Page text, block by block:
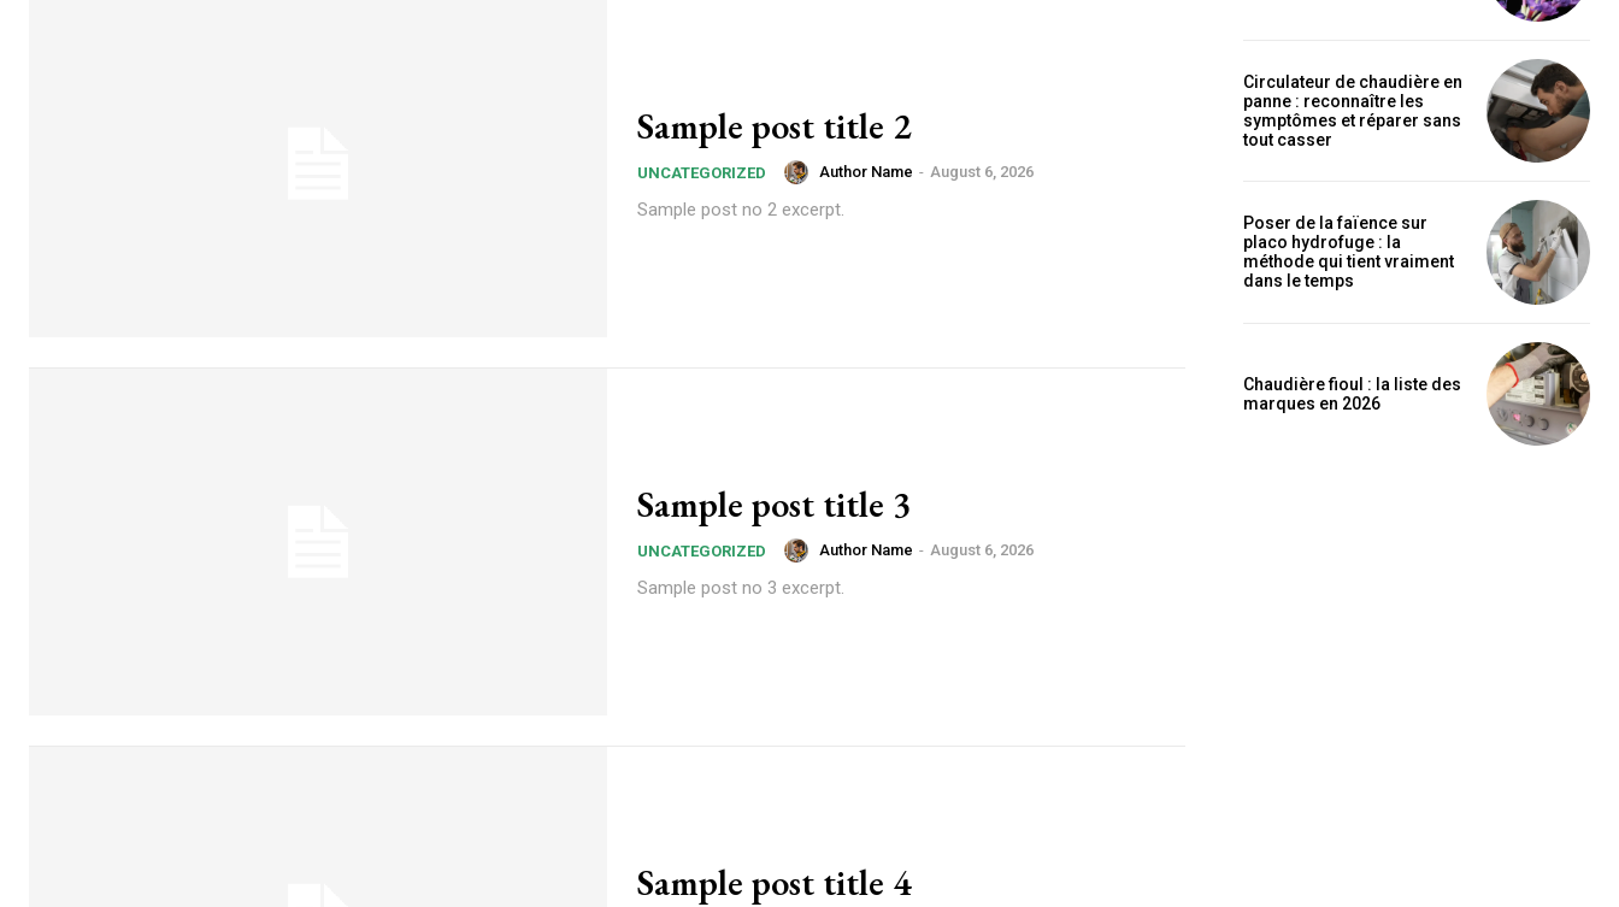
Sample post title 2
UNCATEGORIZED Author Name - August 6, 2026
Sample post no 2 excerpt.
Sample post title 3
UNCATEGORIZED Author Name - August 6, 2026
Sample post no 3 excerpt.
Sample post title 4
Circulateur de chaudière en
panne : reconnaître les
symptômes et réparer sans
tout casser
Poser de la faïence sur
placo hydrofuge : la
méthode qui tient vraiment
dans le temps
Chaudière fioul : la liste des
marques en 2026